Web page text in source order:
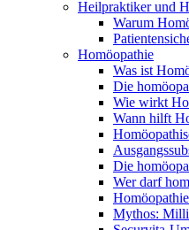
Heilpraktiker und
Warum
Homöopathie
Was ist
Die
Wie wirkt
Wann hilft
Die
Wer darf
Mythos: